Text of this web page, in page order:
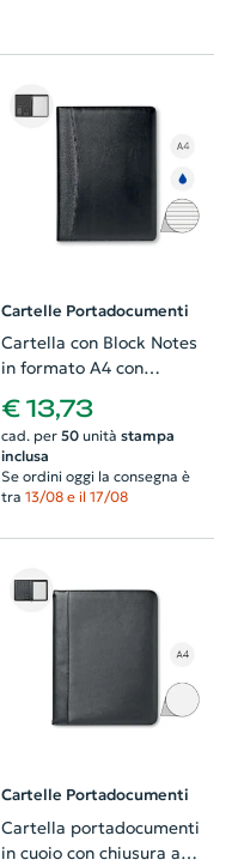
Cartelle Portadocumenti
Cartella con Block Notes
in formato A4 con
calcolatrice a ricarica
solare e penna in metallo
in refill blu
€ 13,73
cad. per 50unità stampa
inclusa
Se ordini oggi la consegna è
tra 13/08 e il 17/08
Cartelle Portadocumenti
Cartella portadocumenti
in cuoio con chiusura a